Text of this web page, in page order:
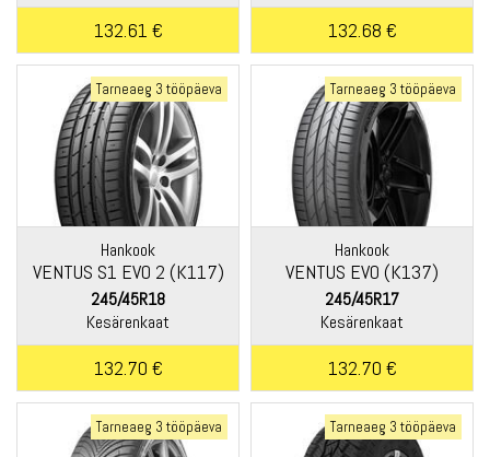
132.61 € 132.68 €
Tarneaeg 3 tööpäeva
Hankook
VENTUS S1 EVO 2 (K117)
245/45R18
Kesärenkaat
132.70 €
Tarneaeg 3 tööpäeva
Hankook
VENTUS EVO (K137)
245/45R17
Kesärenkaat
132.70 €
Tarneaeg 3 tööpäeva Tarneaeg 3 tööpäeva